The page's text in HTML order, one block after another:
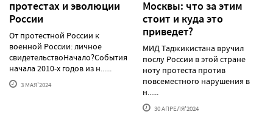
протестаx и эволюции
России
От протестной России к
военной России: личное
свидетельствоНачало?События
начала 2010-х годов из н......
3 МАЯ'2024
Москвы: что за этим
стоит и куда это
приведет?
МИД Таджикистана вручил
послу России в этой стране
ноту протеста против
повсеместного нарушения в
н......
30 АПРЕЛЯ'2024